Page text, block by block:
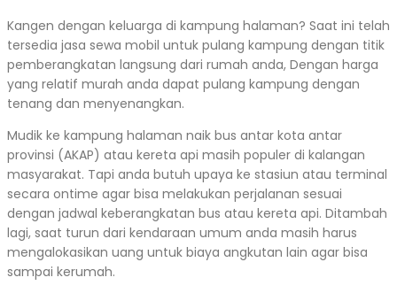
Kangen dengan keluarga di kampung halaman? Saat ini telah
tersedia jasa sewa mobil untuk pulang kampung dengan titik
pemberangkatan langsung dari rumah anda, Dengan harga
yang relatif murah anda dapat pulang kampung dengan
tenang dan menyenangkan.
Mudik ke kampung halaman naik bus antar kota antar
provinsi (AKAP) atau kereta api masih populer di kalangan
masyarakat. Tapi anda butuh upaya ke stasiun atau terminal
secara ontime agar bisa melakukan perjalanan sesuai
dengan jadwal keberangkatan bus atau kereta api. Ditambah
lagi, saat turun dari kendaraan umum anda masih harus
mengalokasikan uang untuk biaya angkutan lain agar bisa
sampai kerumah.